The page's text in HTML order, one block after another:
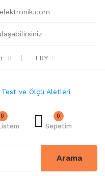
TRY
0 0
Sepetim
Arama